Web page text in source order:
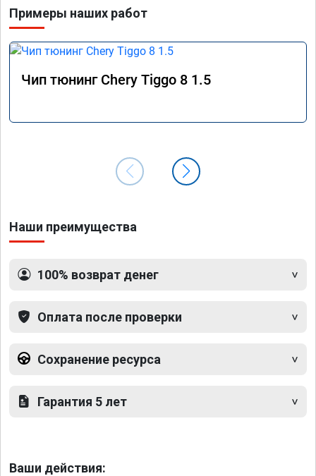
Примеры наших работ
Чип тюнинг Chery Tiggo 8 1.5
Наши преимущества
100% возврат денег
Оплата после проверки
Сохранение ресурса
Гарантия 5 лет
Ваши действия: